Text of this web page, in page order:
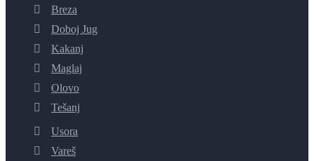
Breza
Doboj Jug
Kakanj
Maglaj
Olovo
Tešanj
Usora
Vareš